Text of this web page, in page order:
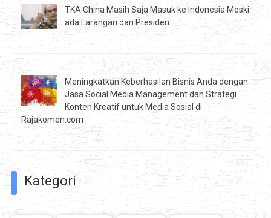
TKA China Masih Saja Masuk ke Indonesia Meski
ada Larangan dari Presiden
Meningkatkan Keberhasilan Bisnis Anda dengan
Jasa Social Media Management dan Strategi
Konten Kreatif untuk Media Sosial di
Rajakomen.com
Kategori